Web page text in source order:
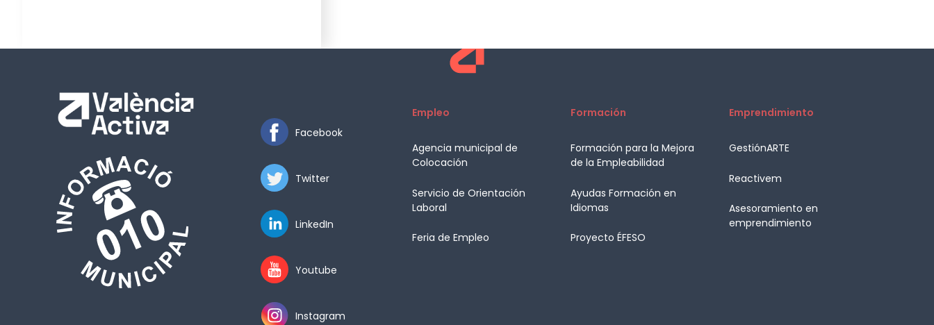
Facebook
Twitter
LinkedIn
Youtube
Instagram
Empleo
Agencia municipal de
Colocación
Servicio de Orientación
Laboral
Feria de Empleo
Formación
Formación para la Mejora
de la Empleabilidad
Ayudas Formación en
Idiomas
Proyecto ÉFESO
Emprendimiento
GestiónARTE
Reactivem
Asesoramiento en
emprendimiento